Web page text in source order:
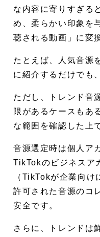
な内容に寄りすぎる
め、柔らかい印象を
聴される動画」に変
たとえば、人気音源
に紹介するだけでも
ただし、トレンド音
限があるケースもあ
な範囲を確認した上
音源選定時は個人ア
TikTokのビジネスア
（TikTokが企業向
許可された音源のコ
安全です。
さらに、トレンドは